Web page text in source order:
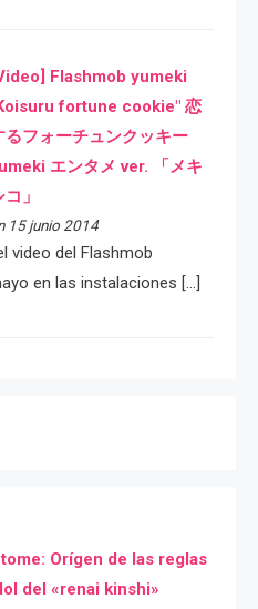
Flashmob yumeki
fortune cookie" 恋
るフォーチュンクッキー
エンタメ ver. 「メキ
コ」
15 junio 2014
video del Flashmob
en las instalaciones […]
Orígen de las reglas
del «renai kinshi»